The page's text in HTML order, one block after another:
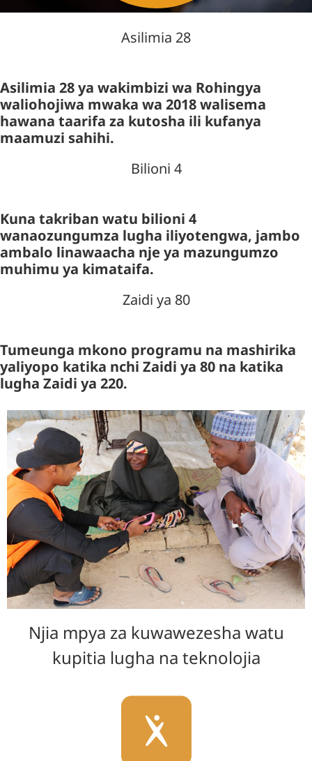
Asilimia 28
Asilimia 28 ya wakimbizi wa Rohingya
waliohojiwa mwaka wa 2018 walisema
hawana taarifa za kutosha ili kufanya
maamuzi sahihi.
Bilioni 4
Kuna takriban watu bilioni 4
wanaozungumza lugha iliyotengwa, jambo
ambalo linawaacha nje ya mazungumzo
muhimu ya kimataifa.
Zaidi ya 80
Tumeunga mkono programu na mashirika
yaliyopo katika nchi Zaidi ya 80 na katika
lugha Zaidi ya 220.
Njia mpya za kuwawezesha watu
kupitia lugha na teknolojia